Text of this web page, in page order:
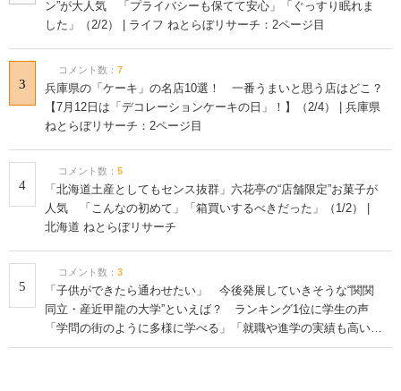
ン”が大人気 「プライバシーも保てて安心」「ぐっすり眠れま
した」（2/2） | ライフ ねとらぼリサーチ：2ページ目
3
コメント数： 7
兵庫県の「ケーキ」の名店10選！ 一番うまいと思う店はどこ？
【7月12日は「デコレーションケーキの日」！】（2/4） | 兵庫県
ねとらぼリサーチ：2ページ目
4
コメント数： 5
「北海道土産としてもセンス抜群」六花亭の“店舗限定”お菓子が
人気 「こんなの初めて」「箱買いするべきだった」（1/2） |
北海道 ねとらぼリサーチ
5
コメント数： 3
「子供ができたら通わせたい」 今後発展していきそうな“関関
同立・産近甲龍の大学”といえば？ ランキング1位に学生の声
「学問の街のように多様に学べる」「就職や進学の実績も高い」
| 大学 ねとらぼリサーチ